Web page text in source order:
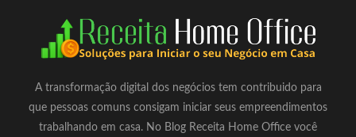
A transformação digital dos negócios tem contribuido para
que pessoas comuns consigam iniciar seus empreendimentos
trabalhando em casa. No Blog Receita Home Office você